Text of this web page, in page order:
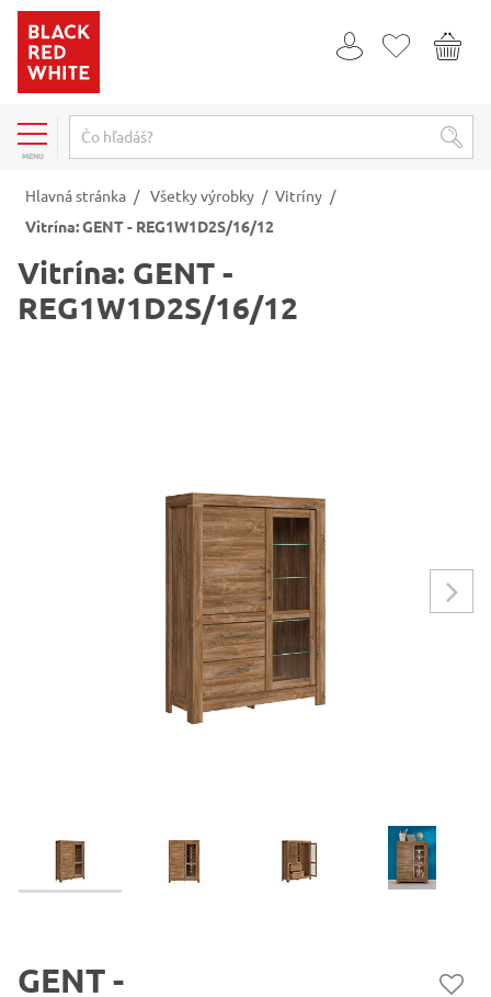
MENU
Hlavná stránka / Všetky výrobky / Vitríny /
Vitrína: GENT - REG1W1D2S/16/12
Vitrína: GENT -
REG1W1D2S/16/12
GENT -